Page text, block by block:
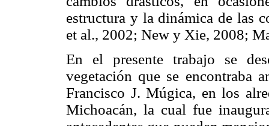
estructura y la dinámica de las
et al., 2002; New y Xie, 2008;
En el presente trabajo se
vegetación que se encontraba
Francisco J. Múgica, en los
Michoacán, la cual fue